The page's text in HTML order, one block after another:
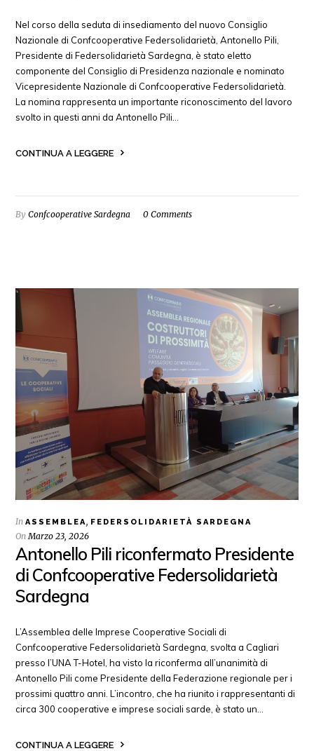
Nel corso della seduta di insediamento del nuovo Consiglio
Nazionale di Confcooperative Federsolidarietà, Antonello Pili,
Presidente di Federsolidarietà Sardegna, è stato eletto
componente del Consiglio di Presidenza nazionale e nominato
Vicepresidente Nazionale di Confcooperative Federsolidarietà.
La nomina rappresenta un importante riconoscimento del lavoro
svolto in questi anni da Antonello Pili…
CONTINUA A LEGGERE
ByConfcooperative Sardegna 0 Comments
InASSEMBLEA, FEDERSOLIDARIETÀ SARDEGNA
OnMarzo 23, 2026
Antonello Pili riconfermato Presidente
di Confcooperative Federsolidarietà
Sardegna
L’Assemblea delle Imprese Cooperative Sociali di
Confcooperative Federsolidarietà Sardegna, svolta a Cagliari
presso l’UNA T-Hotel, ha visto la riconferma all’unanimità di
Antonello Pili come Presidente della Federazione regionale per i
prossimi quattro anni. L’incontro, che ha riunito i rappresentanti di
circa 300 cooperative e imprese sociali sarde, è stato un…
CONTINUA A LEGGERE